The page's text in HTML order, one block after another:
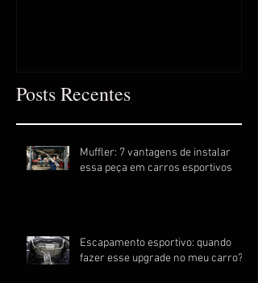
Posts Recentes
Muffler: 7 vantagens de instalar
essa peça em carros esportivos
Escapamento esportivo: quando
fazer esse upgrade no meu carro?